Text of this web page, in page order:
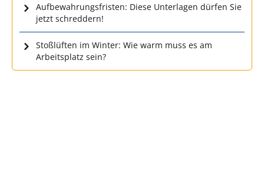
Aufbewahrungsfristen: Diese Unterlagen dürfen Sie
jetzt schreddern!
Stoßlüften im Winter: Wie warm muss es am
Arbeitsplatz sein?